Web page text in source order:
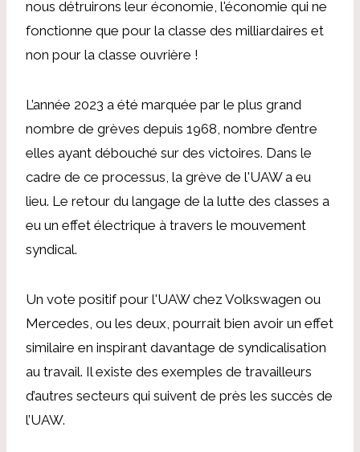
nous détruirons leur économie, l'économie qui ne
fonctionne que pour la classe des milliardaires et
non pour la classe ouvrière !
L’année 2023 a été marquée par le plus grand
nombre de grèves depuis 1968, nombre d’entre
elles ayant débouché sur des victoires. Dans le
cadre de ce processus, la grève de l'UAW a eu
lieu. Le retour du langage de la lutte des classes a
eu un effet électrique à travers le mouvement
syndical.
Un vote positif pour l'UAW chez Volkswagen ou
Mercedes, ou les deux, pourrait bien avoir un effet
similaire en inspirant davantage de syndicalisation
au travail. Il existe des exemples de travailleurs
d’autres secteurs qui suivent de près les succès de
l’UAW.